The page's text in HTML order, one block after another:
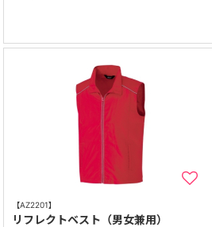
【AZ2201】
リフレクトベスト（男女兼用）